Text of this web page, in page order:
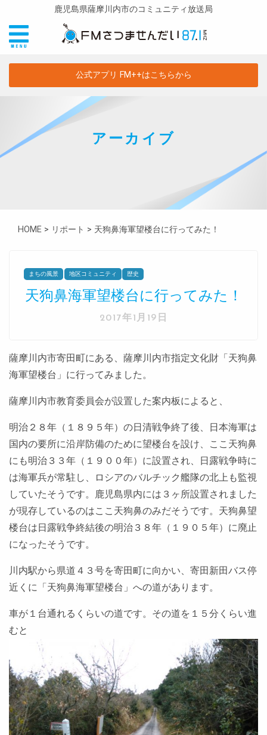
鹿児島県薩摩川内市のコミュニティ放送局
公式アプリ FM++はこちらから
アーカイブ
HOME > リポート > 天狗鼻海軍望楼台に行ってみた！
まちの風景 地区コミュニティ 歴史
天狗鼻海軍望楼台に行ってみた！
2017年1月19日
薩摩川内市寄田町にある、薩摩川内市指定文化財「天狗鼻
海軍望楼台」に行ってみました。
薩摩川内市教育委員会が設置した案内板によると、
明治２８年（１８９５年）の日清戦争終了後、日本海軍は
国内の要所に沿岸防備のために望楼台を設け、ここ天狗鼻
にも明治３３年（１９００年）に設置され、日露戦争時に
は海軍兵が常駐し、ロシアのバルチック艦隊の北上も監視
していたそうです。鹿児島県内には３ヶ所設置されました
が現存しているのはここ天狗鼻のみだそうです。天狗鼻望
楼台は日露戦争終結後の明治３８年（１９０５年）に廃止
になったそうです。
川内駅から県道４３号を寄田町に向かい、寄田新田バス停
近くに「天狗鼻海軍望楼台」への道があります。
車が１台通れるくらいの道です。その道を１５分くらい進
むと